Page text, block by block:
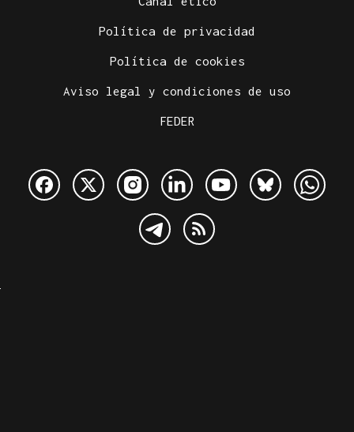
Política de privacidad
Política de cookies
Aviso legal y condiciones de uso
FEDER